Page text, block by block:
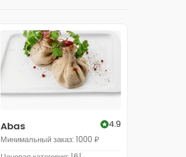
Abas 4.9
Минимальный заказ: 1000 ₽